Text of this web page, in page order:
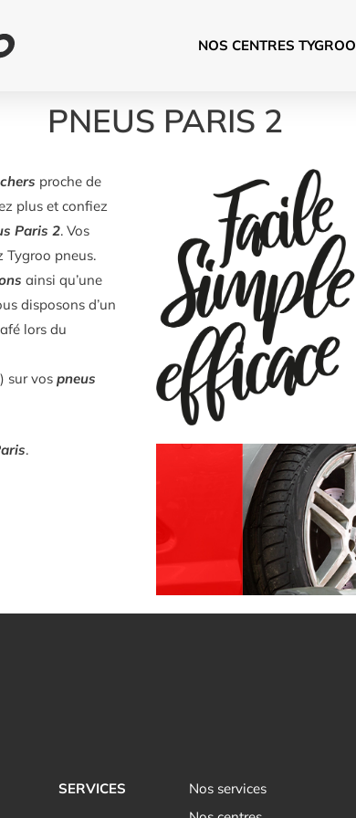
NOS CENTRES TYGROO
PNEUS PARIS 2
proche de
plus et confiez
Paris 2. Vos
Tygroo pneus.
ainsi qu’une
disposons d’un
lors du
sur vos pneus
.
SERVICES
Nos services